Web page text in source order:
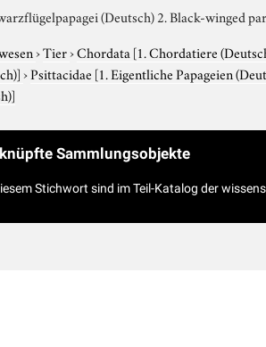
(Deutsch) 2. Black-winged
›Tier›Chordata [1. Chordatiere
›Psittacidae [1. Eigentliche Papageien
Sammlungsobjekte
Stichwort sind im Teil-Katalog der